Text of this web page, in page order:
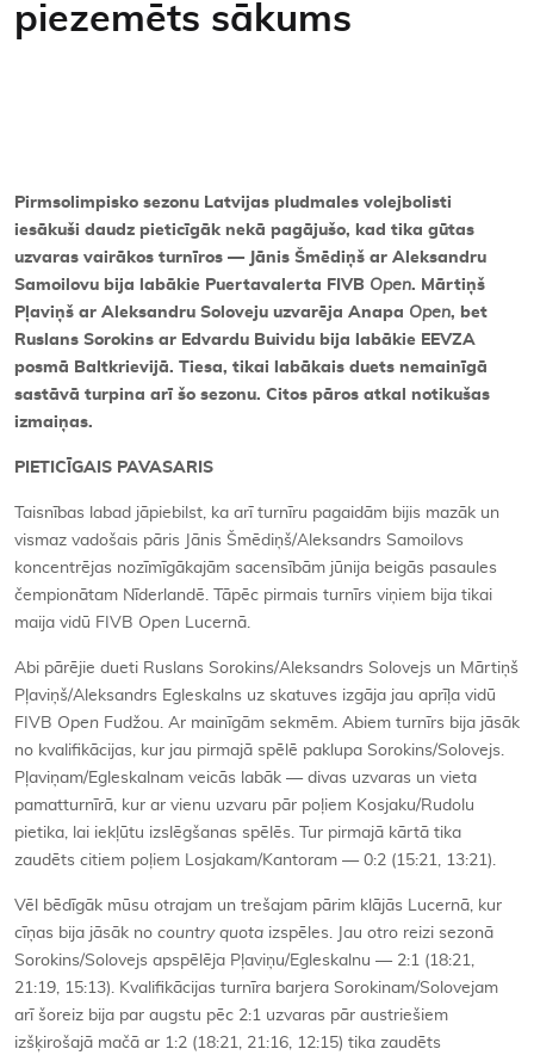
piezemēts sākums
Pirmsolimpisko sezonu Latvijas pludmales volejbolisti
iesākuši daudz pieticīgāk nekā pagājušo, kad tika gūtas
uzvaras vairākos turnīros — Jānis Šmēdiņš ar Aleksandru
Samoilovu bija labākie Puertavalerta FIVB Open. Mārtiņš
Pļaviņš ar Aleksandru Soloveju uzvarēja Anapa Open, bet
Ruslans Sorokins ar Edvardu Buividu bija labākie EEVZA
posmā Baltkrievijā. Tiesa, tikai labākais duets nemainīgā
sastāvā turpina arī šo sezonu. Citos pāros atkal notikušas
izmaiņas.
PIETICĪGAIS PAVASARIS
Taisnības labad jāpiebilst, ka arī turnīru pagaidām bijis mazāk un
vismaz vadošais pāris Jānis Šmēdiņš/Aleksandrs Samoilovs
koncentrējas nozīmīgākajām sacensībām jūnija beigās pasaules
čempionātam Nīderlandē. Tāpēc pirmais turnīrs viņiem bija tikai
maija vidū FIVB Open Lucernā.
Abi pārējie dueti Ruslans Sorokins/Aleksandrs Solovejs un Mārtiņš
Pļaviņš/Aleksandrs Egleskalns uz skatuves izgāja jau aprīļa vidū
FIVB Open Fudžou. Ar mainīgām sekmēm. Abiem turnīrs bija jāsāk
no kvalifikācijas, kur jau pirmajā spēlē paklupa Sorokins/Solovejs.
Pļaviņam/Egleskalnam veicās labāk — divas uzvaras un vieta
pamatturnīrā, kur ar vienu uzvaru pār poļiem Kosjaku/Rudolu
pietika, lai iekļūtu izslēgšanas spēlēs. Tur pirmajā kārtā tika
zaudēts citiem poļiem Losjakam/Kantoram — 0:2 (15:21, 13:21).
Vēl bēdīgāk mūsu otrajam un trešajam pārim klājās Lucernā, kur
cīņas bija jāsāk no country quota izspēles. Jau otro reizi sezonā
Sorokins/Solovejs apspēlēja Pļaviņu/Egleskalnu — 2:1 (18:21,
21:19, 15:13). Kvalifikācijas turnīra barjera Sorokinam/Solovejam
arī šoreiz bija par augstu pēc 2:1 uzvaras pār austriešiem
izšķirošajā mačā ar 1:2 (18:21, 21:16, 12:15) tika zaudēts